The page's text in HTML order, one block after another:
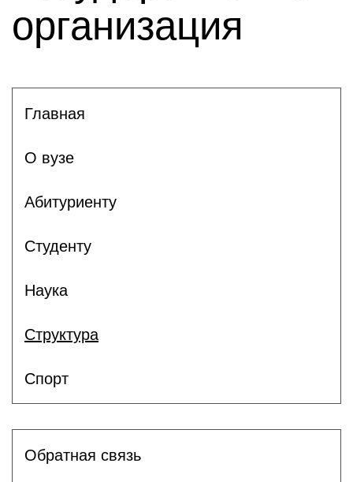
организация
Главная
О вузе
Абитуриенту
Студенту
Наука
Структура
Спорт
Обратная связь